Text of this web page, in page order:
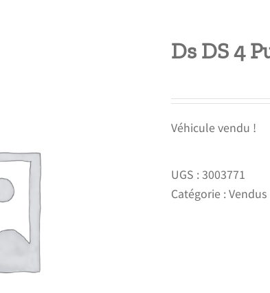
Ds DS 4
Véhicule vendu !
UGS :3003771
Catégorie :Vendus